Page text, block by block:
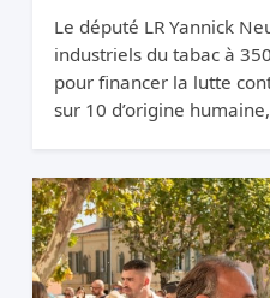
Le député LR Yannick
industriels du tabac à
pour financer la lutte
sur 10 d’origine